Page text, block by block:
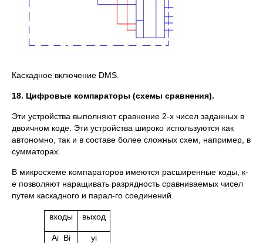
Каскадное включение DMS.
18. Цифровые компараторы (схемы сравнения).
Эти устройства выполняют сравнение 2-х чисел заданных в
двоичном коде. Эти устройства широко используются как
автономно, так и в составе более сложных схем, например, в
сумматорах.
В микросхеме компараторов имеются расширенные коды, к-
е позволяют наращивать разрядность сравниваемых чисел
путем каскадного и парал-го соединений.
входы выход
Ai Bi yi